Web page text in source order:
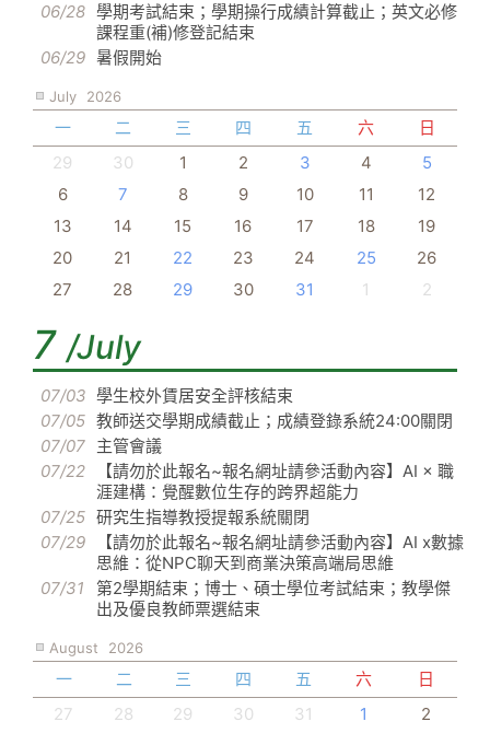
06/28 學期考試結束；學期操行成績計算截止；英文必修
課程重(補)修登記結束
06/29 暑假開始
July 2026
一 二 三 四 五 六
日
29
30 1 2 3 4
5
6
7 8 9 10 11
12
13
14 15 16 17 18
19
20
21 22 23 24 25
26
27
28 29 30 31 1 2
7 /July
07/03 學生校外賃居安全評核結束
07/05 教師送交學期成績截止；成績登錄系統24:00關閉
07/07 主管會議
07/22
【請勿於此報名~報名網址請參活動內容】AI × 職
涯建構：覺醒數位生存的跨界超能力
07/25 研究生指導教授提報系統關閉
07/29
【請勿於此報名~報名網址請參活動內容】AI x數據
思維：從NPC聊天到商業決策高端局思維
07/31
第2學期結束；博士、碩士學位考試結束；教學傑
出及優良教師票選結束
August 2026
一 二 三 四 五 六
日
27
28 29 30 31 1 2